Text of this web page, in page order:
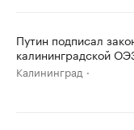
Путин подписал
калининградской
Калининград